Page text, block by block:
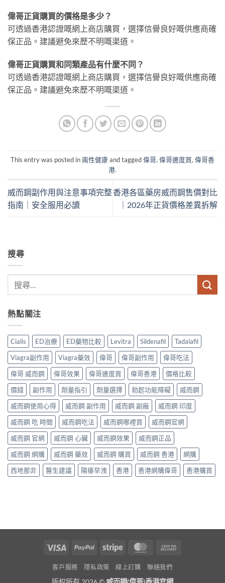
偉哥正貨購買的價格是多少？
可透過香港認證嘅網上商店購買，選擇信譽良好嘅供應商確
保正品。建議避免來歷不明嘅渠道。
偉哥正貨購買和同類產品有什麼不同？
可透過香港認證嘅網上商店購買，選擇信譽良好嘅供應商確
保正品。建議避免來歷不明嘅渠道。
This entry was posted in兩性健康and tagged偉哥, 偉哥邊度買, 偉哥香
港.
威而鋼副作用與注意事項完整
指南｜安全服用必讀
香港各區藥房威而鋼售價對比
｜2026年正貨價格差異拆解
搜尋
熱點關注
Cialis ED治療 ED藥物比較 Levitra Sildenafil
Tadalafil
Viagra副作用
Viagra藥效 偉哥 偉哥副作用
偉哥吃法
偉哥 威而鋼
偉哥效果 偉哥邊度買 偉哥香港
價格比較
價錢
副作用 劑量指引 劑量選擇 勃起功能障礙
威而鋼
威而鋼使用心得
威而鋼 副作用 威而鋼 副廠
威而鋼 印度
威而鋼 吃 時間
威而鋼吃法 威而鋼哪裡買
威而鋼官網
威而鋼 官網
威而鋼 心臟 威而鋼效果
威而鋼正品
威而鋼 網購
威而鋼 藥效 威而鋼 購買 威而鋼 香港
網購
西地那非
醫生建議 陽痿早洩 香港 香港網購偉哥 香港購買
Visa PayPal Stripe MasterCard
客戶服務 隱私政策 線上訂購 聯絡我們